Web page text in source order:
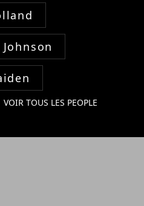
VOIR TOUS LES PEOPLE